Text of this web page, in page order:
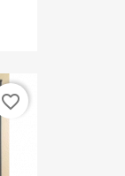
favorite_border